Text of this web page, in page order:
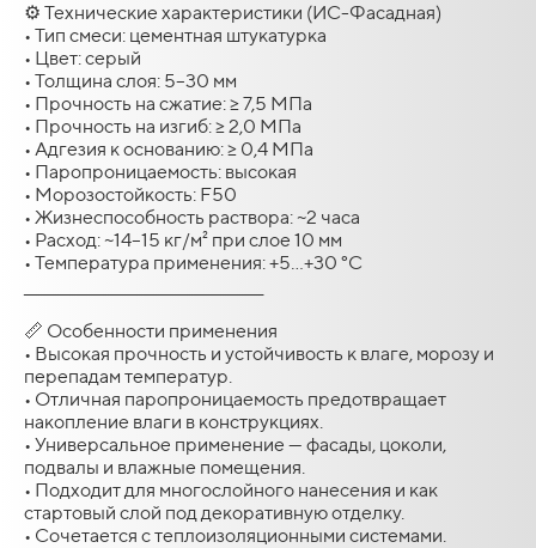
⚙️ Технические характеристики (ИС-Фасадная)
• Тип смеси: цементная штукатурка
• Цвет: серый
• Толщина слоя: 5–30 мм
• Прочность на сжатие: ≥ 7,5 МПа
• Прочность на изгиб: ≥ 2,0 МПа
• Адгезия к основанию: ≥ 0,4 МПа
• Паропроницаемость: высокая
• Морозостойкость: F50
• Жизнеспособность раствора: ~2 часа
• Расход: ~14–15 кг/м² при слое 10 мм
• Температура применения: +5…+30 °C
📏 Особенности применения
• Высокая прочность и устойчивость к влаге, морозу и
перепадам температур.
• Отличная паропроницаемость предотвращает
накопление влаги в конструкциях.
• Универсальное применение — фасады, цоколи,
подвалы и влажные помещения.
• Подходит для многослойного нанесения и как
стартовый слой под декоративную отделку.
• Сочетается с теплоизоляционными системами.